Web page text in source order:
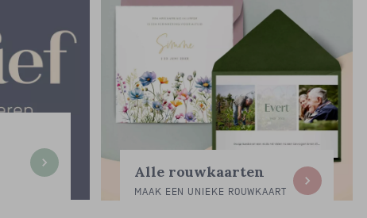
Alle rouwkaarten
MAAK EEN UNIEKE ROUWKAART